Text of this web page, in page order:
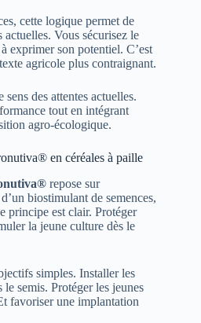
cette logique permet de
Vous sécurisez le
exprimer son potentiel. C’est
agricole plus contraignant.
des attentes actuelles.
tout en intégrant
agro-écologique.
en céréales à paille
repose sur
biostimulant de semences,
principe est clair. Protéger
la jeune culture dès le
simples. Installer les
le semis. Protéger les jeunes
favoriser une implantation